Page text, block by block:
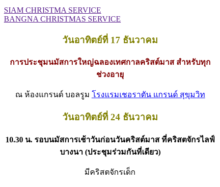
SIAM CHRISTMA SERVICE
BANGNA CHRISTMAS SERVICE
วันอาทิตย์ที่ 17 ธันวาคม
การประชุมนมัสการใหญ่ฉลองเทศกาลคริสต์มาส สำหรับทุก
ช่วงอายุ
ณ ห้องแกรนด์ บอลรูม โรงแรมเชอราตัน แกรนด์ สุขุมวิท
วันอาทิตย์ที่ 24 ธันวาคม
10.30 น. รอบนมัสการเช้าวันก่อนวันคริสต์มาส ที่คริสตจักรไลฟ์
บางนา(ประชุมร่วมกันที่เดียว)
มีคริสตจักรเด็ก